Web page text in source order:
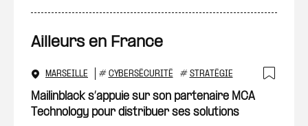
Ailleurs en France
MARSEILLE # CYBERSÉCURITÉ # STRATÉGIE
Mailinblack s’appuie sur son partenaire MCA
Technology pour distribuer ses solutions